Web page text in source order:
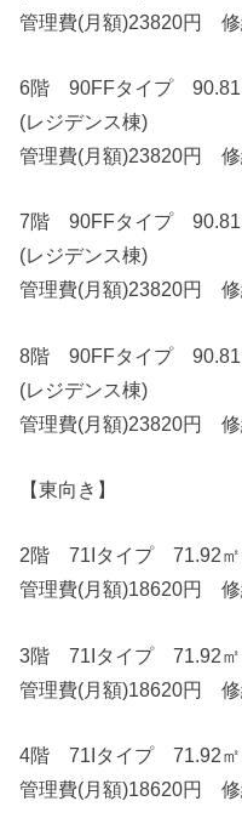
管理費(月額)23820円 修
6階 90FFタイプ
(レジデンス棟)
管理費(月額)23820円 修
7階 90FFタイプ
(レジデンス棟)
管理費(月額)23820円 修
8階 90FFタイプ
(レジデンス棟)
管理費(月額)23820円 修
【東向き】
2階 71Iタイプ 71.92
管理費(月額)18620円 修
3階 71Iタイプ 71.92
管理費(月額)18620円 修
4階 71Iタイプ 71.92
管理費(月額)18620円 修